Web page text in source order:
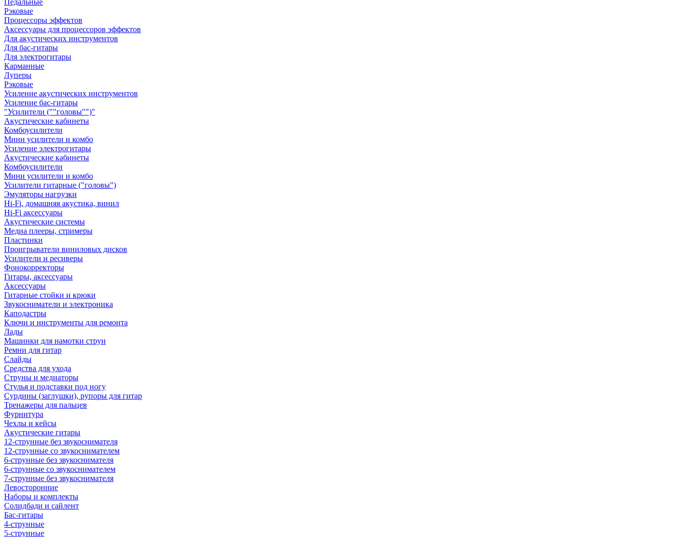
Педальные
Рэковые
Процессоры эффектов
Аксессуары для процессоров эффектов
Для акустических инструментов
Для бас-гитары
Для электрогитары
Карманные
Луперы
Рэковые
Усиление акустических инструментов
Усиление бас-гитары
"Усилители (""головы"")"
Акустические кабинеты
Комбоусилители
Мини усилители и комбо
Усиление электрогитары
Акустические кабинеты
Комбоусилители
Мини усилители и комбо
Усилители гитарные ("головы")
Эмуляторы нагрузки
Hi-Fi, домашняя акустика, винил
Hi-Fi аксессуары
Акустические системы
Медиа плееры, стримеры
Пластинки
Проигрыватели виниловых дисков
Усилители и ресиверы
Фонокорректоры
Гитары, аксессуары
Аксессуары
Гитарные стойки и крюки
Звукосниматели и электроника
Каподастры
Ключи и инструменты для ремонта
Лады
Машинки для намотки струн
Ремни для гитар
Слайды
Средства для ухода
Струны и медиаторы
Стулья и подставки под ногу
Сурдины (заглушки), рупоры для гитар
Тренажеры для пальцев
Фурнитура
Чехлы и кейсы
Акустические гитары
12-струнные без звукоснимателя
12-струнные со звукоснимателем
6-струнные без звукоснимателя
6-струнные со звукоснимателем
7-струнные без звукоснимателя
Левосторонние
Наборы и комплекты
Солидбади и сайлент
Бас-гитары
4-струнные
5-струнные